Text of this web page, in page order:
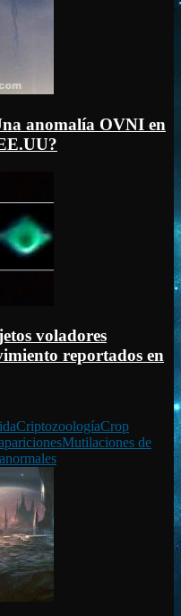
anomalía OVNI en
voladores
reportados en
CriptozoologíaCrop
Mutilaciones de